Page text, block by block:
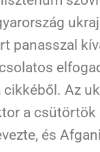
panasszal
cikkéből. Az
a
és